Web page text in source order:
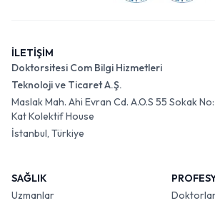
İLETİŞİM
Doktorsitesi Com Bilgi Hizmetleri
Teknoloji ve Ticaret A.Ş.
Maslak Mah. Ahi Evran Cd. A.O.S 55 Sokak
Kat Kolektif House
İstanbul, Türkiye
SAĞLIK
Uzmanlar